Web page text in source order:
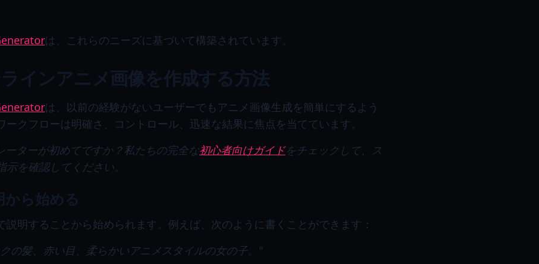
は、これらのニーズに基づいて構築されています。
インアニメ画像を作成する方法
は、以前の経験がないユーザーでもアニメ画像生成を簡単にするよう
ークフローは明確さ、コントロール、迅速な結果に焦点を当てています。
ーターが初めてですか？私たちの完全な初心者向けガイドをチェックして、ス
を確認してください。
から始める
説明することから始められます。例えば、次のように書くことができます：
の髪、赤い目、柔らかいアニメスタイルの女の子。"